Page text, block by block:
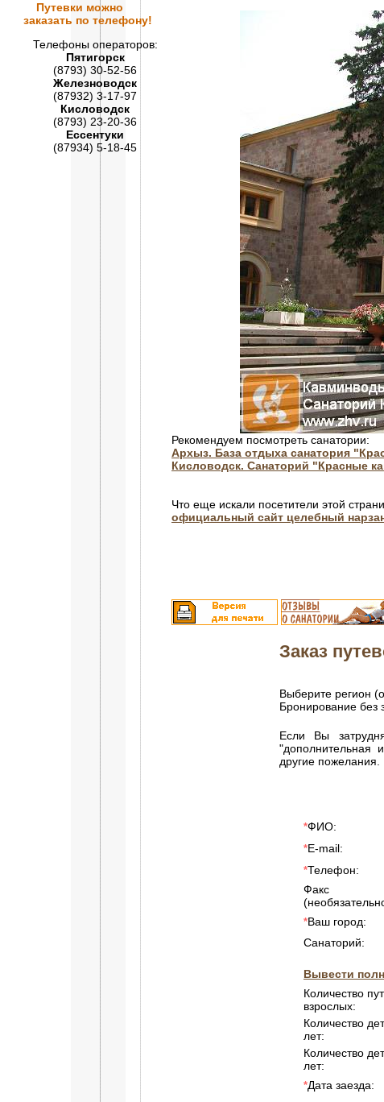
Путевки можно
заказать по телефону!
Телефоны операторов:
Пятигорск
(8793) 30-52-56
Железноводск
(87932) 3-17-97
Кисловодск
(8793) 23-20-36
Ессентуки
(87934) 5-18-45
Рекомендуем посмотреть санатории:
Архыз. База отдыха санатория
Кисловодск. Санаторий "Красные
Что еще искали посетители этой
официальный сайт целебный
Заказ
Выберите регион
Бронирование
Если Вы
"дополнительная
другие пожелания.
*ФИО:
*E-mail:
*Телефон:
Факс
*Ваш город:
Санаторий:
Вывести
Количество
взрослых:
Количество
лет:
Количество
лет:
*Дата заезда: